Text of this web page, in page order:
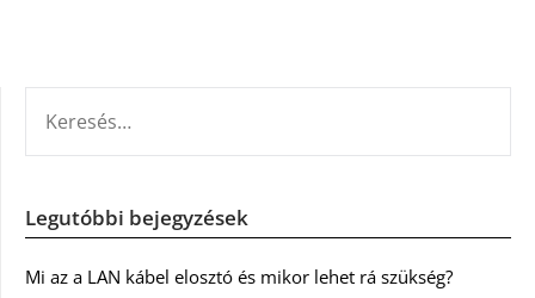
Legutóbbi bejegyzések
Mi az a LAN kábel elosztó és mikor lehet rá szükség?